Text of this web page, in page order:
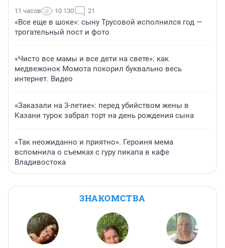
11 часов 10 130 21
«Все еще в шоке»: сыну Трусовой исполнился год —
трогательный пост и фото
«Чисто все мамы и все дети на свете»: как
медвежонок Момота покорил буквально весь
интернет. Видео
«Заказали на 3-летие»: перед убийством жены в
Казани турок забрал торт на день рождения сына
«Так неожиданно и приятно». Героиня мема
вспомнила о съемках с гуру пикапа в кафе
Владивостока
ЗНАКОМСТВА